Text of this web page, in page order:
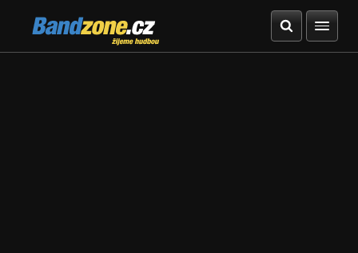
Bandzone.cz
žijeme hudbou